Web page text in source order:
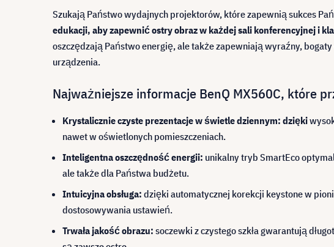
Szukają Państwo wydajnych projektorów, które zapewnią sukces
edukacji, aby zapewnić ostry obraz w każdej sali konferencyjnej i
oszczędzają Państwo energię, ale także zapewniają wyraźny,
urządzenia.
Najważniejsze informacje BenQ MX560C, które
Krystalicznie czyste prezentacje w świetle dziennym: dzięki
nawet w oświetlonych pomieszczeniach.
Inteligentna oszczędność energii: unikalny tryb SmartEco
ale także dla Państwa budżetu.
Intuicyjna obsługa: dzięki automatycznej korekcji keystone w
dostosowywania ustawień.
Trwała jakość obrazu: soczewki z czystego szkła gwarantują